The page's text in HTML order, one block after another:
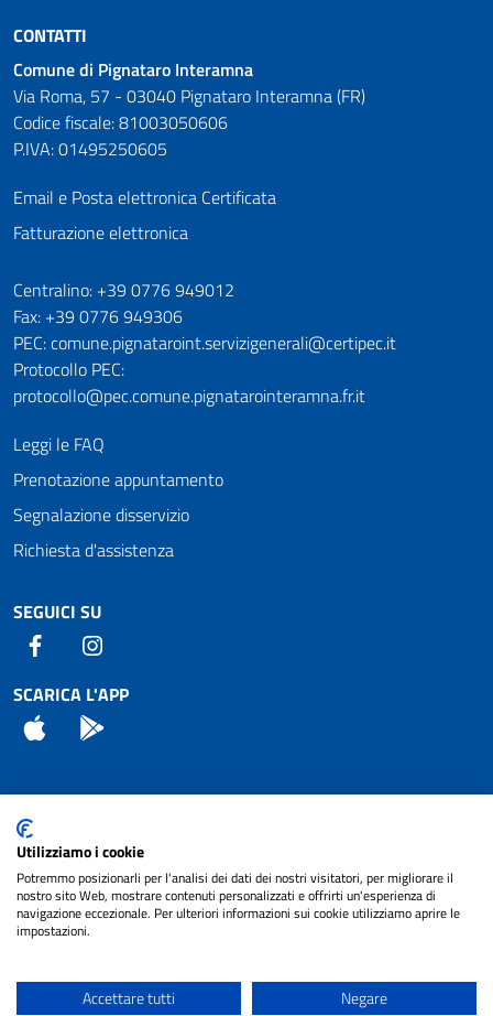
CONTATTI
Comune di Pignataro Interamna
Via Roma, 57 - 03040 Pignataro Interamna (FR)
Codice fiscale: 81003050606
P.IVA: 01495250605
Email e Posta elettronica Certificata
Fatturazione elettronica
Numeri utili
Centralino: +39 0776 949012
Fax: +39 0776 949306
PEC: comune.pignataroint.servizigenerali@certipec.it
Protocollo PEC:
protocollo@pec.comune.pignatarointeramna.fr.it
Leggi le FAQ
Prenotazione appuntamento
Segnalazione disservizio
Richiesta d'assistenza
SEGUICI SU
Facebook
SCARICA L'APP
App Store
Attuazione Misure PNRR
Piano di miglioramento del sito
Note legali
cura diNET SMART
Utilizziamo i cookie
Potremmo posizionarli per l'analisi dei dati dei nostri visitatori, per migliorare il
nostro sito Web, mostrare contenuti personalizzati e offrirti un'esperienza di
navigazione eccezionale. Per ulteriori informazioni sui cookie utilizziamo aprire le
impostazioni.
Accettare tutti Negare